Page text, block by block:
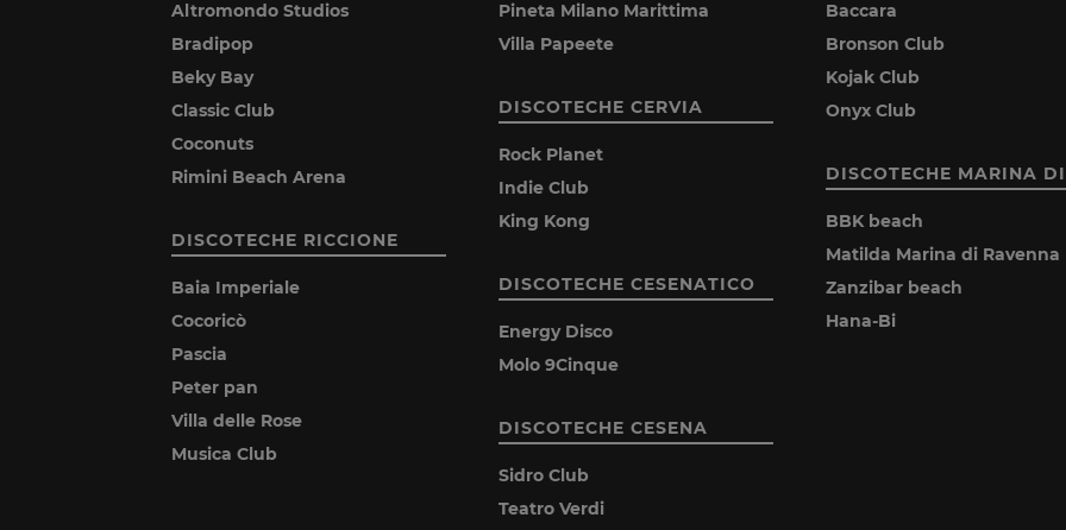
Altromondo Studios
Bradipop
Beky Bay
Classic Club
Coconuts
Rimini Beach Arena
DISCOTECHE RICCIONE
Baia Imperiale
Cocoricò
Pascia
Peter pan
Villa delle Rose
Musica Club
Pineta Milano Marittima
Villa Papeete
DISCOTECHE CERVIA
Rock Planet
Indie Club
King Kong
DISCOTECHE CESENATICO
Energy Disco
Molo 9Cinque
DISCOTECHE CESENA
Sidro Club
Teatro Verdi
Baccara
Bronson Club
Kojak Club
Onyx Club
DISCOTECHE MARINA
BBK beach
Matilda Marina di Ravenna
Zanzibar beach
Hana-Bi